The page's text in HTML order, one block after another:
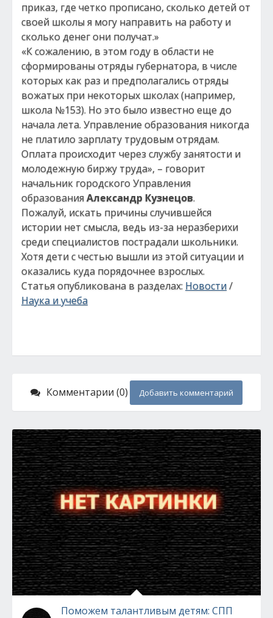
приказ, где четко прописано, сколько детей от
своей школы я могу направить на работу и
сколько денег они получат.»
«К сожалению, в этом году в области не
сформированы отряды губернатора, в числе
которых как раз и предполагались отряды
вожатых при некоторых школах (например,
школа №153). Но это было известно еще до
начала лета. Управление образования никогда
не платило зарплату трудовым отрядам.
Оплата происходит через службу занятости и
молодежную биржу труда», – говорит
начальник городского Управления
образованияАлександр Кузнецов.
Пожалуй, искать причины случившейся
истории нет смысла, ведь из-за неразберихи
среди специалистов пострадали школьники.
Хотя дети с честью вышли из этой ситуации и
оказались куда порядочнее взрослых.
Статья опубликована в разделах: Новости/
Наука и учеба
Комментарии (0) Добавить комментарий
Поможем талантливым детям: СПП